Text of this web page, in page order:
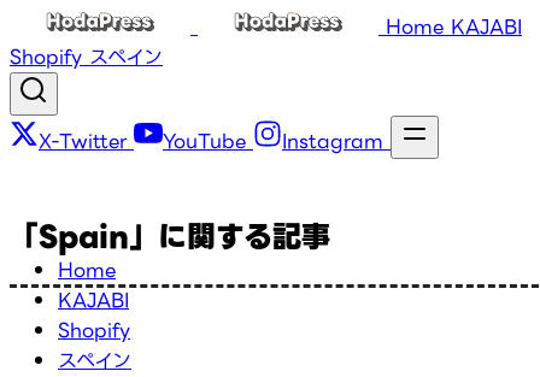
Home KAJABI
Shopify スペイン
X-Twitter YouTube Instagram
Home
KAJABI
Shopify
スペイン
「Spain」に関する記事